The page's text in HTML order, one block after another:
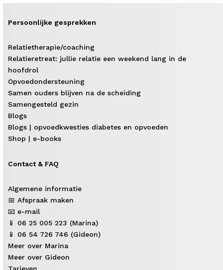
Persoonlijke gesprekken
Relatietherapie/coaching
Relatieretreat: jullie relatie een weekend lang in de
hoofdrol
Opvoedondersteuning
Samen ouders blijven na de scheiding
Samengesteld gezin
Blogs
Blogs | opvoedkwesties diabetes en opvoeden
Shop | e-books
Contact & FAQ
Algemene informatie
📅 Afspraak maken
📧 e-mail
📱 06 25 005 223 (Marina)
📱 06 54 726 746 (Gideon)
Meer over Marina
Meer over Gideon